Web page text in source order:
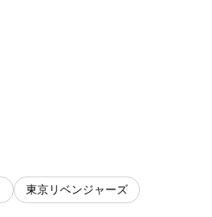
東京リベンジャーズ